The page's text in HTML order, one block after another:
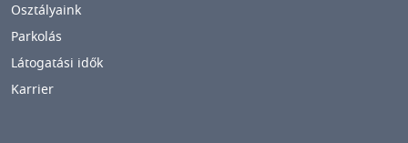
Osztályaink
Parkolás
Látogatási idők
Karrier